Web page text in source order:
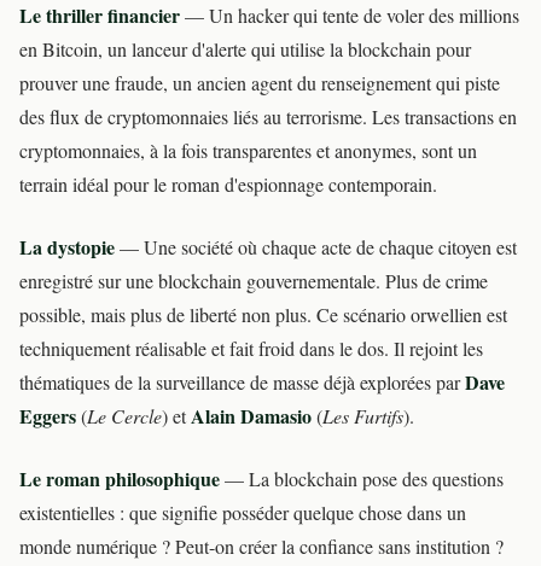
Le thriller financier— Un hacker qui tente de voler des millions
en Bitcoin, un lanceur d'alerte qui utilise la blockchain pour
prouver une fraude, un ancien agent du renseignement qui piste
des flux de cryptomonnaies liés au terrorisme. Les transactions en
cryptomonnaies, à la fois transparentes et anonymes, sont un
terrain idéal pour le roman d'espionnage contemporain.
La dystopie— Une société où chaque acte de chaque citoyen est
enregistré sur une blockchain gouvernementale. Plus de crime
possible, mais plus de liberté non plus. Ce scénario orwellien est
techniquement réalisable et fait froid dans le dos. Il rejoint les
thématiques de la surveillance de masse déjà explorées parDave
Eggers(Le Cercle) etAlain Damasio(Les Furtifs).
Le roman philosophique— La blockchain pose des questions
existentielles : que signifie posséder quelque chose dans un
monde numérique ? Peut-on créer la confiance sans institution ?